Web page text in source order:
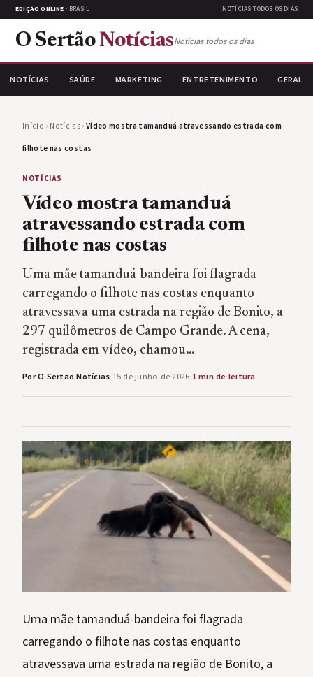
EDIÇÃO ONLINE · BRASIL NOTÍCIAS TODOS OS DIAS
O Sertão NotíciasNotícias todos os dias
NOTÍCIAS SAÚDE MARKETING ENTRETENIMENTO GERAL
Início › Notícias›Vídeo mostra tamanduá atravessando estrada com
filhote nas costas
NOTÍCIAS
Vídeo mostra tamanduá
atravessando estrada com
filhote nas costas
Uma mãe tamanduá-bandeira foi flagrada
carregando o filhote nas costas enquanto
atravessava uma estrada na região de Bonito, a
297 quilômetros de Campo Grande. A cena,
registrada em vídeo, chamou…
Por O Sertão Notícias·15 de junho de 2026·1 min de leitura
Uma mãe tamanduá-bandeira foi flagrada
carregando o filhote nas costas enquanto
atravessava uma estrada na região de Bonito, a